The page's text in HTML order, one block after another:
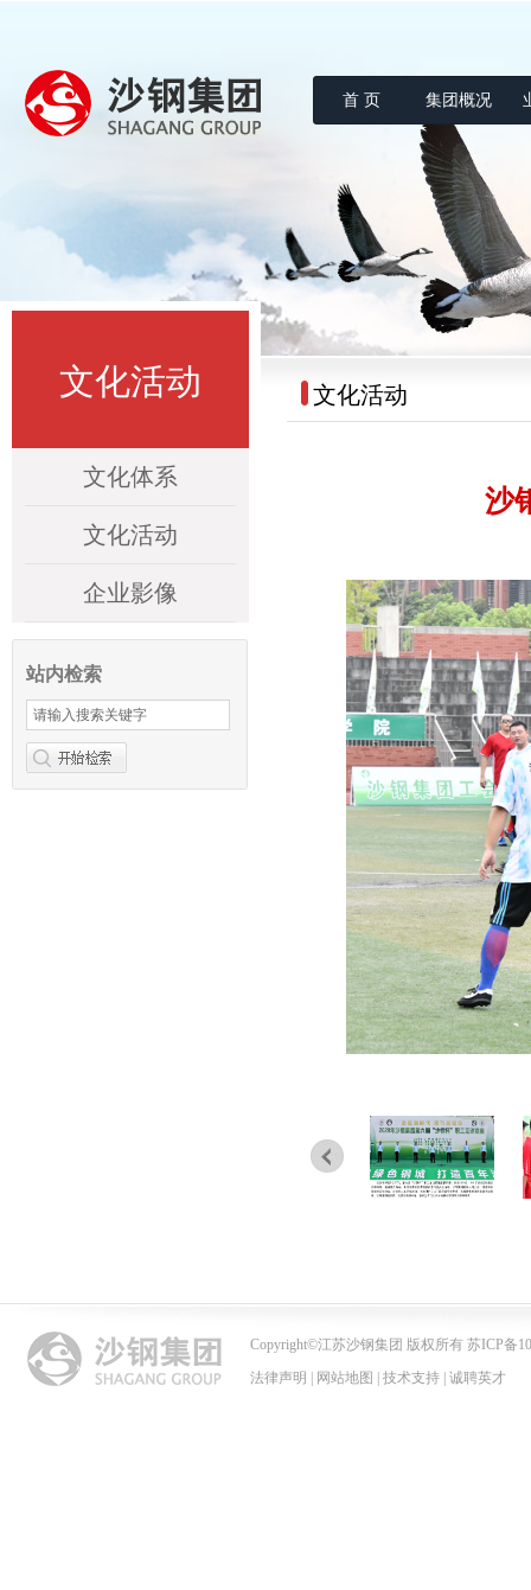
首 页 集团概况
文化活动
文化体系
文化活动
企业影像
站内检索
文化活动
沙
Copyright©江苏沙钢集团 版权所有 苏ICP备
法律声明
网站地图 技术支持 诚聘英才